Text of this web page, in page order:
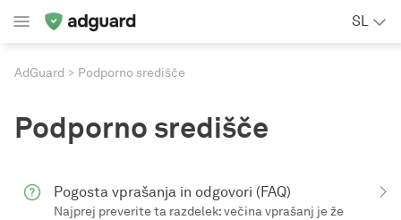
SL
AdGuard Podporno središče
Podporno središče
Pogosta vprašanja in odgovori (FAQ)
Najprej preverite ta razdelek: večina vprašanj je že